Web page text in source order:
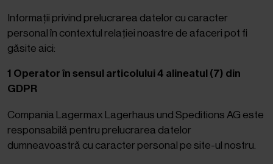
Informații privind prelucrarea datelor cu caracter
personal în contextul relației noastre de afaceri pot fi
găsite aici:
1 Operator în sensul articolului 4 alineatul (7) din
GDPR
Compania Lagermax Lagerhaus und Speditions AG este
responsabilă pentru prelucrarea datelor
dumneavoastră cu caracter personal pe site-ul nostru.